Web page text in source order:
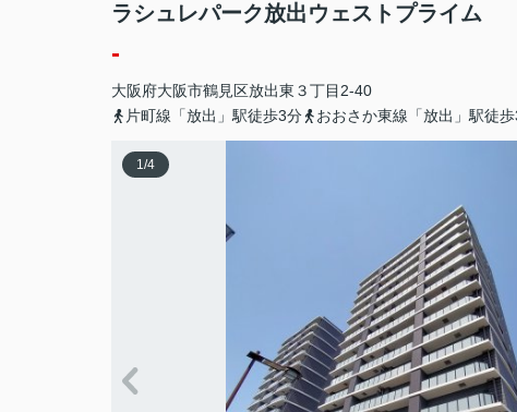
ラシュレパーク放出ウェストプライム
-
大阪府大阪市鶴見区放出東 ３丁目2-40
片町線「放出」駅徒歩3分
おおさか東線「放出」駅徒
1/4